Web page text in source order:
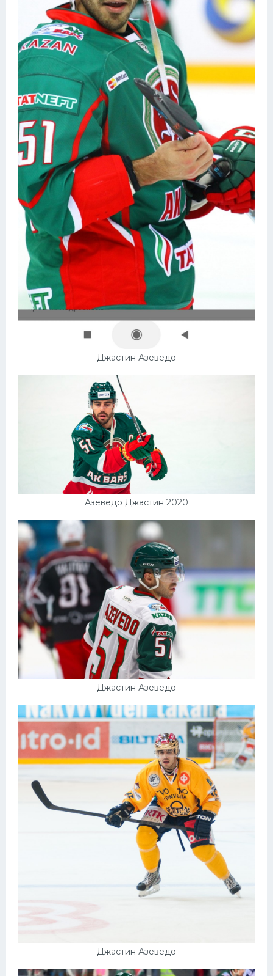
Джастин Азеведо
Азеведо Джастин 2020
Джастин Азеведо
Джастин Азеведо